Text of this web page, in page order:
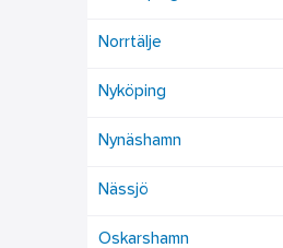
Norrtälje
Nyköping
Nynäshamn
Nässjö
Oskarshamn